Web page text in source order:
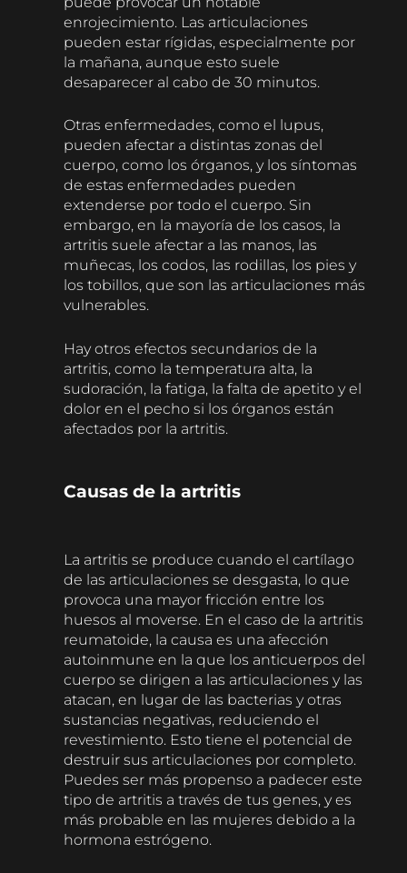
enrojecimiento. Las articulaciones
pueden estar rígidas, especialmente por
la mañana, aunque esto suele
desaparecer al cabo de 30 minutos.
Otras enfermedades, como el lupus,
pueden afectar a distintas zonas del
cuerpo, como los órganos, y los síntomas
de estas enfermedades pueden
extenderse por todo el cuerpo. Sin
embargo, en la mayoría de los casos, la
artritis suele afectar a las manos, las
muñecas, los codos, las rodillas, los pies y
los tobillos, que son las articulaciones más
vulnerables.
Hay otros efectos secundarios de la
artritis, como la temperatura alta, la
sudoración, la fatiga, la falta de apetito y el
dolor en el pecho si los órganos están
afectados por la artritis.
Causas de la artritis
La artritis se produce cuando el cartílago
de las articulaciones se desgasta, lo que
provoca una mayor fricción entre los
huesos al moverse. En el caso de la artritis
reumatoide, la causa es una afección
autoinmune en la que los anticuerpos del
cuerpo se dirigen a las articulaciones y las
atacan, en lugar de las bacterias y otras
sustancias negativas, reduciendo el
revestimiento. Esto tiene el potencial de
destruir sus articulaciones por completo.
Puedes ser más propenso a padecer este
tipo de artritis a través de tus genes, y es
más probable en las mujeres debido a la
hormona estrógeno.